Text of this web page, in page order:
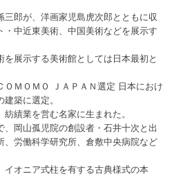
三郎が、洋画家児島虎次郎とともに収
中近東美術、中国美術などを展示す
を展示する美術館としては日本最初と
ＯＭＯＭＯ ＪＡＰＡＮ選定 日本におけ
築に選定。
績業を営む名家に生まれた。
、岡山孤児院の創設者・石井十次と出
、労働科学研究所、倉敷中央病院など
イオニア式柱を有する古典様式の本